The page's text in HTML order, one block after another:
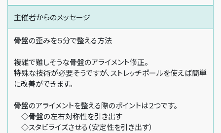
主催者からのメッセージ
骨盤の歪みを５分で整える方法
複雑で難しそうな骨盤のアライメント修正。
特殊な技術が必要そうですが、ストレッチポールを使えば簡単
に改善ができます。
骨盤のアライメントを整える際のポイントは２つです。
◇骨盤の左右対称性を引き出す
◇スタビライズさせる（安定性を引き出す）